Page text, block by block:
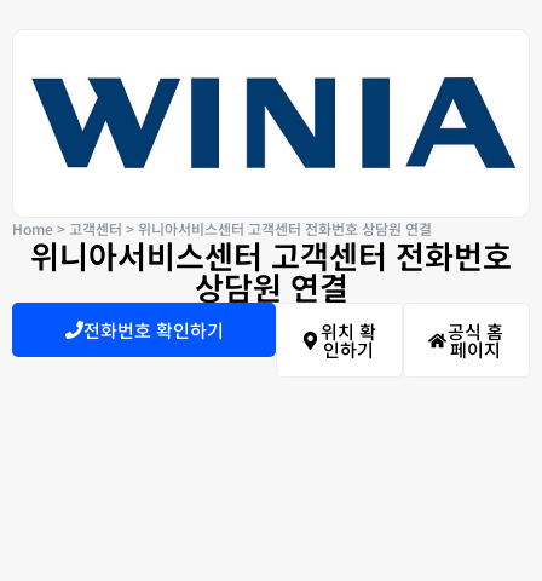
Home>고객센터 >위니아서비스센터 고객센터 전화번호 상담원 연결
위니아서비스센터 고객센터 전화번호
상담원 연결
전화번호 확인하기 위치 확
인하기
공식 홈
페이지